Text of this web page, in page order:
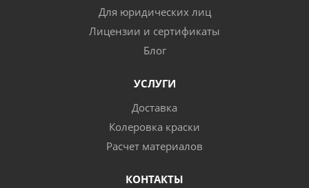
Для юридических лиц
Лицензии и сертификаты
Блог
УСЛУГИ
Доставка
Колеровка краски
Расчет материалов
КОНТАКТЫ